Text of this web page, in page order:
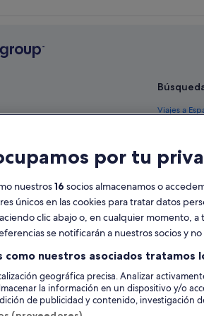
Viajes a
Alquileres
Vuelos
Alquiler de
por tu
nuestros16 socios almacenamos o
únicos en las cookies para tratar datos
clic abajo o, en cualquier momento,
se notificarán a nuestros socios y
como nuestros asociados tratamos
geográfica precisa. Analizar
la información en un dispositivo y/o
de publicidad y contenido, investigación